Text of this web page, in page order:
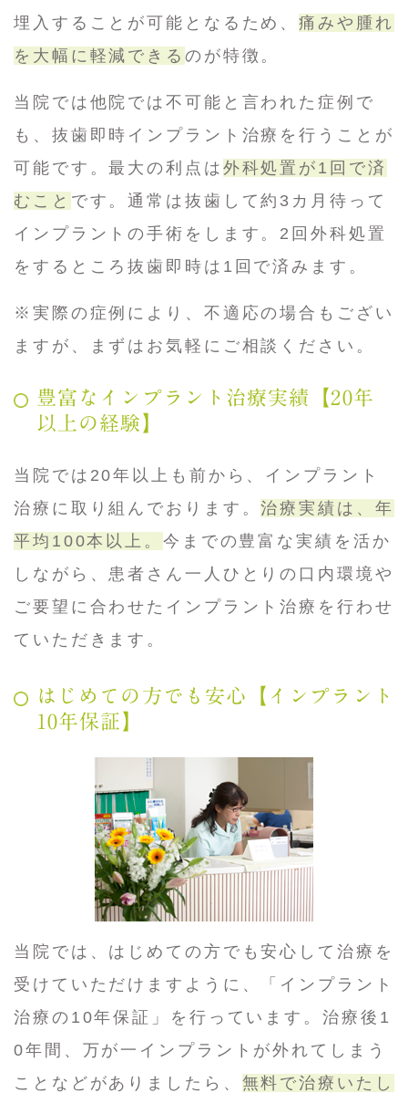
埋入することが可能となるため、痛みや腫れ
を大幅に軽減できる のが特徴。
当院では他院では不可能と言われた症例で
も、抜歯即時インプラント治療を行うことが
可能です。最大の利点は 外科処置が1回で済
むこと です。通常は抜歯して約3カ月待って
インプラントの手術をします。2回外科処置
をするところ抜歯即時は1回で済みます。
※実際の症例により、不適応の場合もござい
ますが、まずはお気軽にご相談ください。
豊富なインプラント治療実績【20年
以上の経験】
当院では20年以上も前から、インプラント
治療に取り組んでおります。治療実績は、年
平均100本以上。 今までの豊富な実績を活か
しながら、患者さん一人ひとりの口内環境や
ご要望に合わせたインプラント治療を行わせ
ていただきます。
はじめての方でも安心【インプラント
10年保証】
当院では、はじめての方でも安心して治療を
受けていただけますように、「インプラント
治療の10年保証」を行っています。治療後1
0年間、万が一インプラントが外れてしまう
ことなどがありましたら、 無料で治療いたし